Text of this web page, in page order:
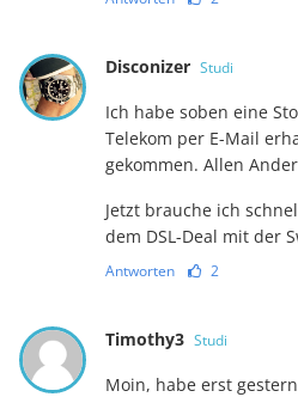
Disconizer Studi
Ich habe soben eine
Telekom per E-Mail
gekommen. Allen
Jetzt brauche ich
dem DSL-Deal mit der
Antworten 2
Timothy3 Studi
Moin, habe erst